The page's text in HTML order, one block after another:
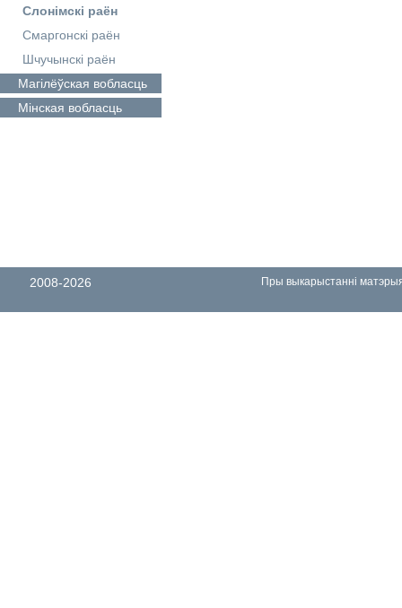
Слонімскі раён
Смаргонскі раён
Шчучынскі раён
Магілёўская вобласць
Мінская вобласць
2008-2026 Пры выкарыстанні